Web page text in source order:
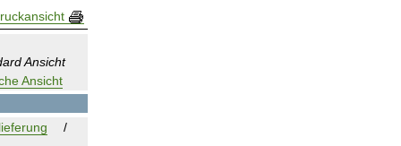
Ansicht
Ansicht